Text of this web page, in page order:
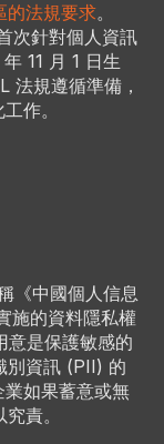
的法規要求。
次針對個人資訊
11 月 1 日生
法規遵循準備，
作。
《中國個人信息
施的資料隱私權
意是保護敏感的
別資訊 (PII) 的
如果蓄意或無
責。